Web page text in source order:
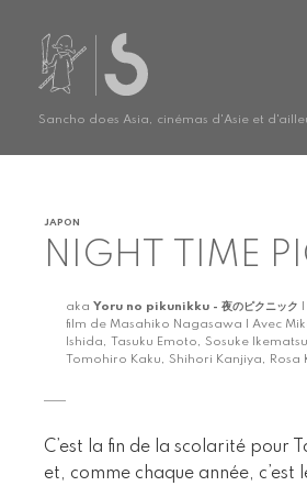
Sancho does Asia, cinémas d'Asie et
JAPON
NIGHT TIME
aka Yoru no pikunikku - 夜のピクニック
film de Masahiko Nagasawa | Avec
Ishida, Tasuku Emoto, Sosuke
Tomohiro Kaku, Shihori Kanjiya, Rosa
C’est la fin de la scolarité pour
et, comme chaque année, c’est